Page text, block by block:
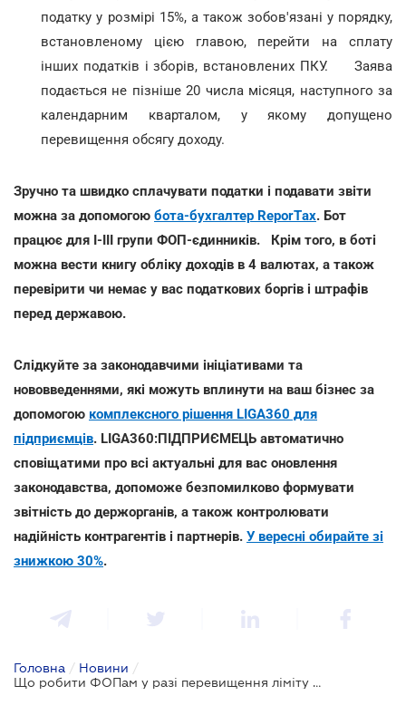
податку у розмірі 15%, а також зобов'язані у порядку,
встановленому цією главою, перейти на сплату
інших податків і зборів, встановлених ПКУ. Заява
подається не пізніше 20 числа місяця, наступного за
календарним кварталом, у якому допущено
перевищення обсягу доходу.
Зручно та швидко сплачувати податки і подавати звіти
можна за допомогою бота-бухгалтер ReporTах. Бот
працює для I-III групи ФОП-єдинників. Крім того, в боті
можна вести книгу обліку доходів в 4 валютах, а також
перевірити чи немає у вас податкових боргів і штрафів
перед державою.
Слідкуйте за законодавчими ініціативами та
нововведеннями, які можуть вплинути на ваш бізнес за
допомогою комплексного рішення LIGA360 для
підприємців. LIGA360:ПІДПРИЄМЕЦЬ автоматично
сповіщатими про всі актуальні для вас оновлення
законодавства, допоможе безпомилково формувати
звітність до держорганів, а також контролювати
надійність контрагентів і партнерів. У вересні обирайте зі
знижкою 30%.
Головна / Новини /
Що робити ФОПам у разі перевищення ліміту доходів для відповідної групи